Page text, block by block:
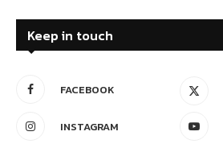
Keep in touch
FACEBOOK
INSTAGRAM